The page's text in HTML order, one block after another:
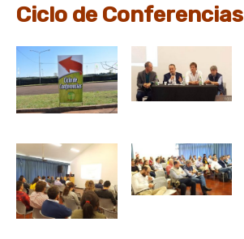
Ciclo de Conferencias